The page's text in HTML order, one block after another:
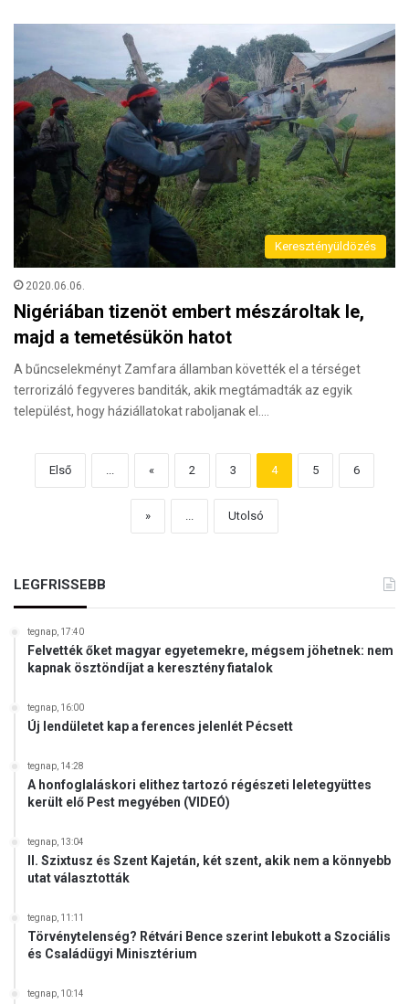
Keresztényüldözés
2020.06.06.
Nigériában tizenöt embert mészároltak le,
majd a temetésükön hatot
A bűncselekményt Zamfara államban követték el a térséget
terrorizáló fegyveres banditák, akik megtámadták az egyik
települést, hogy háziállatokat raboljanak el.…
Első ... « 2 3 4 5 6
» ... Utolsó
LEGFRISSEBB
tegnap, 17:40
Felvették őket magyar egyetemekre, mégsem jöhetnek: nem
kapnak ösztöndíjat a keresztény fiatalok
tegnap, 16:00
Új lendületet kap a ferences jelenlét Pécsett
tegnap, 14:28
A honfoglaláskori elithez tartozó régészeti leletegyüttes
került elő Pest megyében (VIDEÓ)
tegnap, 13:04
II. Szixtusz és Szent Kajetán, két szent, akik nem a könnyebb
utat választották
tegnap, 11:11
Törvénytelenség? Rétvári Bence szerint lebukott a Szociális
és Családügyi Minisztérium
tegnap, 10:14